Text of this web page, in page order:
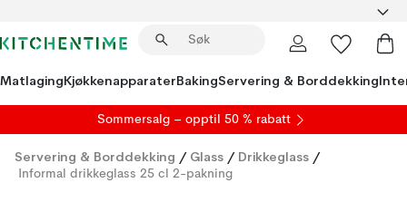
MatlagingKjøkkenapparaterBakingServering & Borddekking
Sommersalg – opptil 50 % rabatt
Servering & Borddekking / Glass / Drikkeglass /
Informal drikkeglass 25 cl 2-pakning